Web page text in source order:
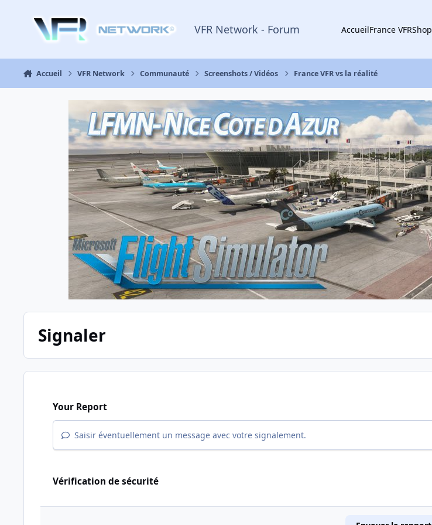
VFR Network - Forum AccueilFrance VFRShop
Accueil VFR Network Communauté Screenshots / Vidéos France VFR vs la réalité
Signaler
Your Report
Saisir éventuellement un message avec votre signalement.
Vérification de sécurité